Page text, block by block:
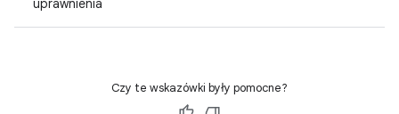
uprawnienia
Czy te wskazówki były pomocne?